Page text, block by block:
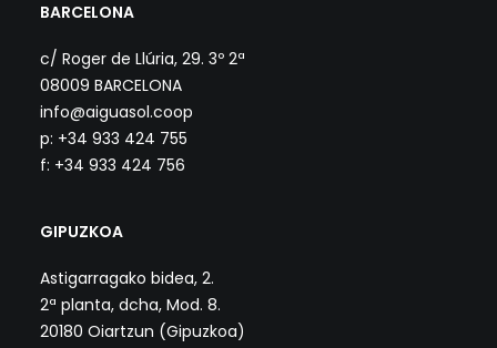
BARCELONA
c/ Roger de Llúria, 29. 3º 2ª
08009 BARCELONA
info@aiguasol.coop
p: +34 933 424 755
f: +34 933 424 756
GIPUZKOA
Astigarragako bidea, 2.
2ª planta, dcha, Mod. 8.
20180 Oiartzun (Gipuzkoa)